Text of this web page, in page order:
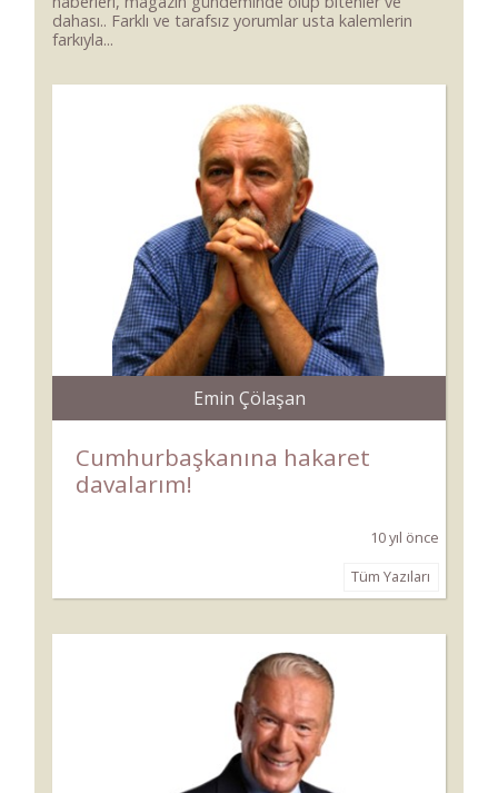
dahası.. Farklı ve tarafsız yorumlar usta kalemlerin
farkıyla...
Emin Çölaşan
Cumhurbaşkanına hakaret
davalarım!
10 yıl önce
Tüm Yazıları